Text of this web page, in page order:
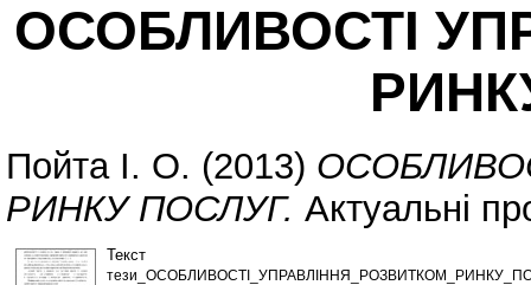
ОСОБЛИВОСТІ
Пойта І. О. (2013)
РИНКУ ПОСЛУГ. Актуальні
Текст